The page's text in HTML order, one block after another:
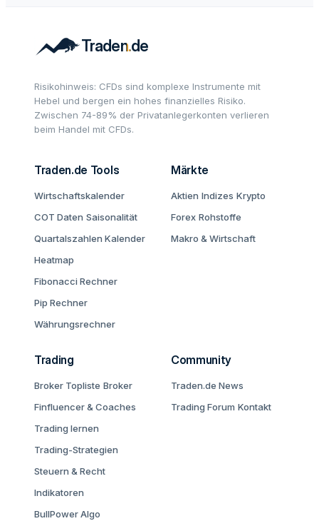
Risikohinweis: CFDs sind komplexe Instrumente mit
Hebel und bergen ein hohes finanzielles Risiko.
Zwischen 74-89% der Privatanlegerkonten verlieren
beim Handel mit CFDs.
Traden.de Tools
Wirtschaftskalender
COT Daten Saisonalität
Quartalszahlen Kalender
Heatmap
Fibonacci Rechner
Pip Rechner
Währungsrechner
Märkte
Aktien Indizes Krypto
Forex Rohstoffe
Makro & Wirtschaft
Trading
Broker Topliste Broker
Finfluencer & Coaches
Trading lernen
Trading-Strategien
Steuern & Recht
Indikatoren
BullPower Algo
Community
Traden.de News
Trading Forum Kontakt